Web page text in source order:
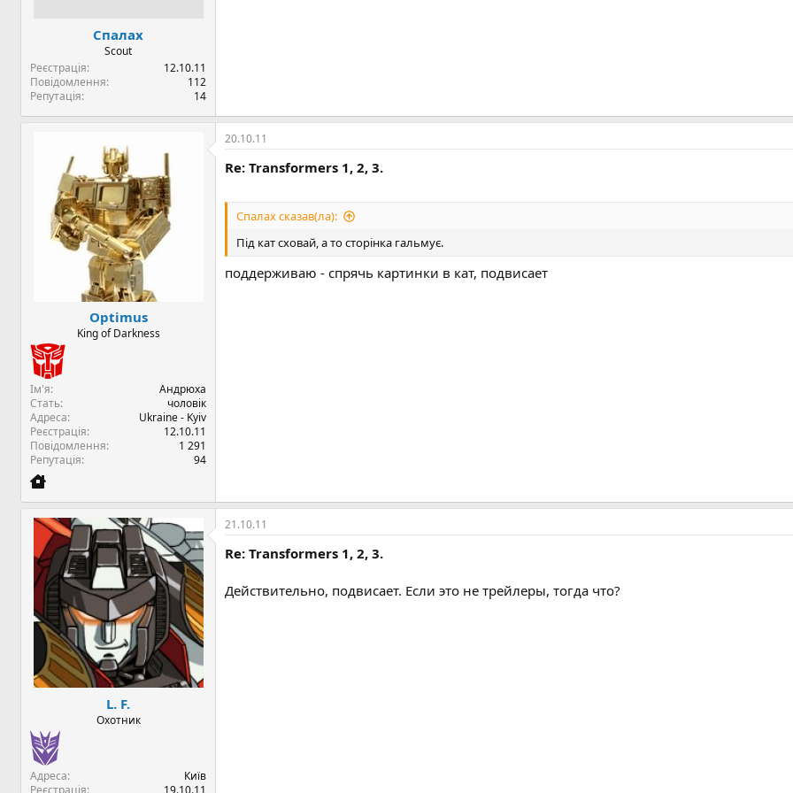
Спалах
Scout
Реєстрація
12.10.11
Повідомлення
112
Репутація
14
Optimus
King of Darkness
Ім'я
Андрюха
Стать
чоловік
Адреса
Ukraine - Kyiv
Реєстрація
12.10.11
Повідомлення
1 291
Репутація
94
20.10.11
Re: Transformers 1, 2, 3.
Спалах сказав(ла):
Під кат сховай, а то сторінка гальмує.
поддерживаю - спрячь картинки в кат, подвисает
L. F.
Охотник
Адреса
Київ
Реєстрація
19.10.11
21.10.11
Re: Transformers 1, 2, 3.
Действительно, подвисает. Если это не трейлеры, тогда что?